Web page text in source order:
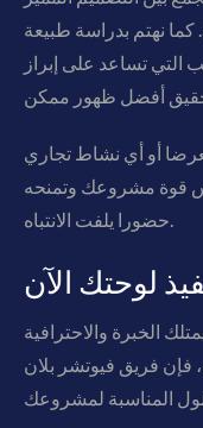
كما نهتم بدراسة طبيعة
التي تساعد على إبراز
أو أي نشاط تجاري
قوة مشروعك وتمنحه
حضورا يلفت الانتباه.
لوحتك الآن
الخبرة والاحترافية
فإن فريق فيوتشر بلان